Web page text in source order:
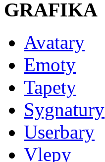
GRAFIKA
Avatary
Emoty
Tapety
Sygnatury
Userbary
Vlepy